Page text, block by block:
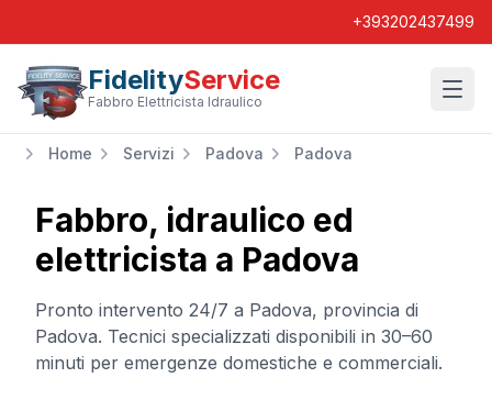
+393202437499
FidelityService
Fabbro Elettricista Idraulico
Home Servizi Padova Padova
Fabbro, idraulico ed
elettricista a Padova
Pronto intervento 24/7 a Padova, provincia di
Padova. Tecnici specializzati disponibili in 30–60
minuti per emergenze domestiche e commerciali.